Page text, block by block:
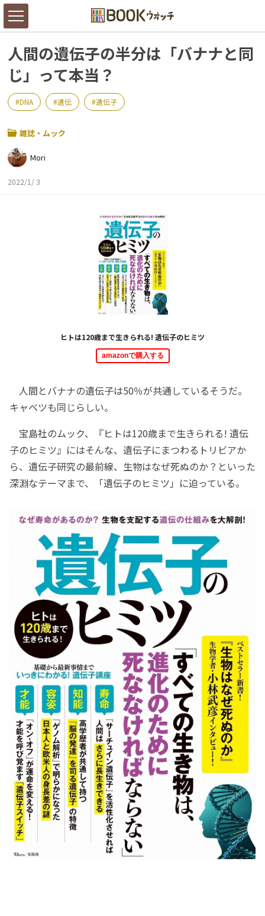
人間の遺伝子の半分は「バナナと同
じ」って本当？
DNA 遺伝 遺伝子
雑誌・ムック
Mori
2022/1/ 3
ヒトは120歳まで生きられる! 遺伝子のヒミツ
amazonで購入する
人間とバナナの遺伝子は50％が共通しているそうだ。
キャベツも同じらしい。
宝島社のムック、『ヒトは120歳まで生きられる! 遺伝
子のヒミツ』にはそんな、遺伝子にまつわるトリビアか
ら、遺伝子研究の最前線、生物はなぜ死ぬのか？といった
深淵なテーマまで、「遺伝子のヒミツ」に迫っている。